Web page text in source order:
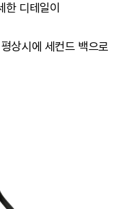
한 디테일이
상시에 세컨드 백으로